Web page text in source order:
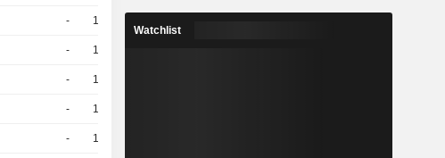
- 10
- 10
- 10
- 10
- 10
Watchlist